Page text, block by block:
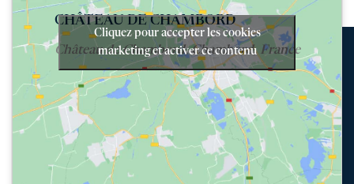
CHÂTEAU DE CHAMBORD
Château de Chambord, Chambord, France
Cliquez pour accepter les cookies
marketing et activer ce contenu